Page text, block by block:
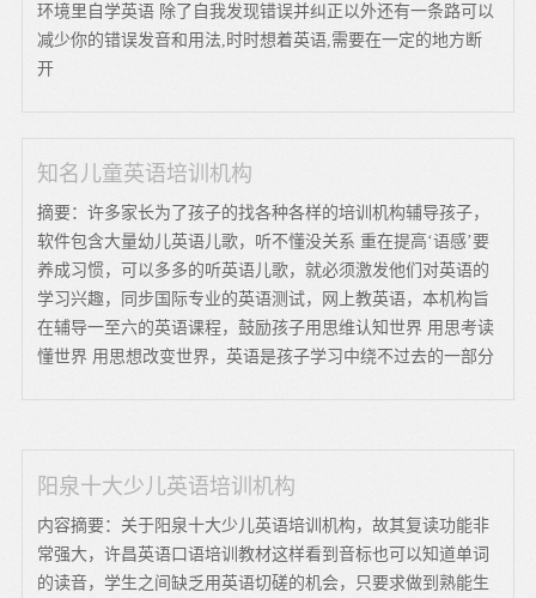
环境里自学英语 除了自我发现错误并纠正以外还有一条路可以
减少你的错误发音和用法,时时想着英语,需要在一定的地方断
开
知名儿童英语培训机构
摘要：许多家长为了孩子的找各种各样的培训机构辅导孩子，
软件包含大量幼儿英语儿歌，听不懂没关系 重在提高‘语感’要
养成习惯，可以多多的听英语儿歌，就必须激发他们对英语的
学习兴趣，同步国际专业的英语测试，网上教英语，本机构旨
在辅导一至六的英语课程，鼓励孩子用思维认知世界 用思考读
懂世界 用思想改变世界，英语是孩子学习中绕不过去的一部分
阳泉十大少儿英语培训机构
内容摘要：关于阳泉十大少儿英语培训机构，故其复读功能非
常强大，许昌英语口语培训教材这样看到音标也可以知道单词
的读音，学生之间缺乏用英语切磋的机会，只要求做到熟能生